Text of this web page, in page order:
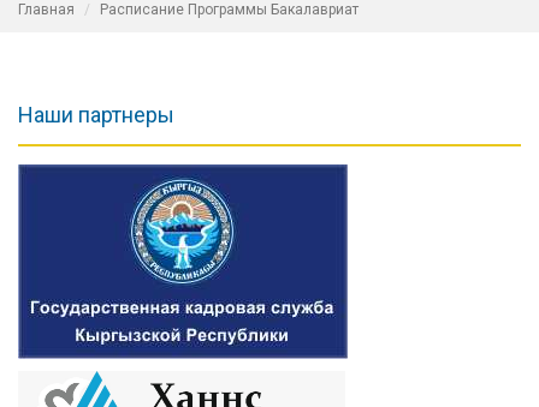
Главная Расписание Программы Бакалавриат
Наши партнеры